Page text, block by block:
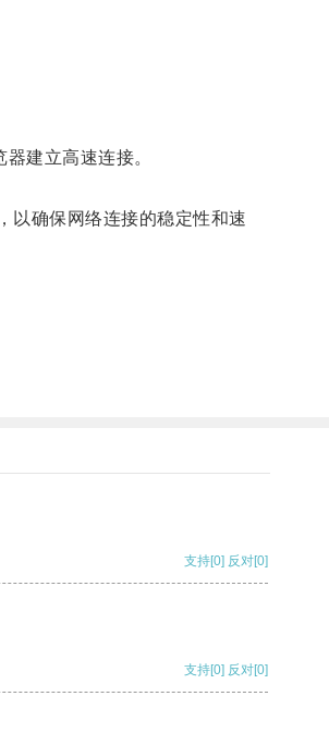
建立高速连接。
确保网络连接的稳定性和速
支持[0] 反对[0]
支持[0] 反对[0]